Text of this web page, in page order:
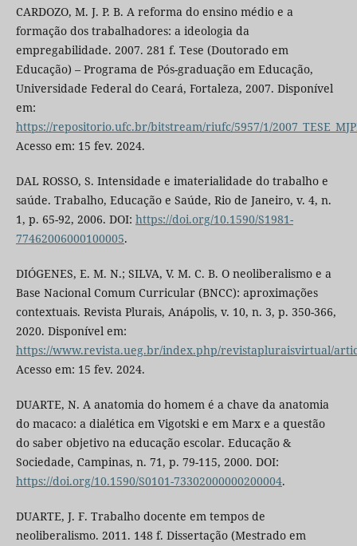
CARDOZO, M. J. P. B. A reforma do ensino médio e a
formação dos trabalhadores: a ideologia da
empregabilidade. 2007. 281 f. Tese (Doutorado em
Educação) – Programa de Pós-graduação em Educação,
Universidade Federal do Ceará, Fortaleza, 2007. Disponível
em:
https://repositorio.ufc.br/bitstream/riufc/5957/1/
Acesso em: 15 fev. 2024.
DAL ROSSO, S. Intensidade e imaterialidade do trabalho e
saúde. Trabalho, Educação e Saúde, Rio de Janeiro, v. 4, n.
1, p. 65-92, 2006. DOI: https://doi.org/10.1590/S1981-
77462006000100005.
DIÓGENES, E. M. N.; SILVA, V. M. C. B. O neoliberalismo e a
Base Nacional Comum Curricular (BNCC): aproximações
contextuais. Revista Plurais, Anápolis, v. 10, n. 3, p. 350-366,
2020. Disponível em:
https://www.revista.ueg.br/index.php/revistapluraisvirtual/
Acesso em: 15 fev. 2024.
DUARTE, N. A anatomia do homem é a chave da anatomia
do macaco: a dialética em Vigotski e em Marx e a questão
do saber objetivo na educação escolar. Educação &
Sociedade, Campinas, n. 71, p. 79-115, 2000. DOI:
https://doi.org/10.1590/S0101-73302000000200004.
DUARTE, J. F. Trabalho docente em tempos de
neoliberalismo. 2011. 148 f. Dissertação (Mestrado em